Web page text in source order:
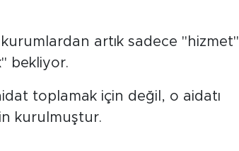
artık sadece "hizmet"
bekliyor.
toplamak için değil, o aidatı
kurulmuştur.